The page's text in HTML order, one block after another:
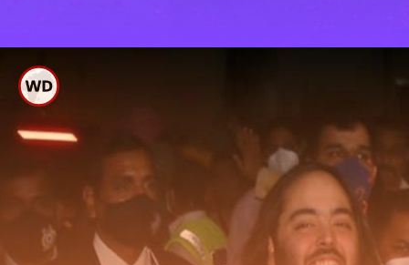
ನಿಶ್ಚಿತಾರ್ಥದ ಸಂಭ್ರಮದಲ್ಲಿ
ಅಂಬಾನಿ ಕುಟುಂಬ